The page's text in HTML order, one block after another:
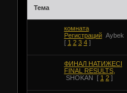
Тема
комната
Регистраций Aybek
[ 1 2 3 4 ]
ФИНАЛ НАТИЖЕСI
FINAL RESULTS,
SHOKAN [ 1 2 ]